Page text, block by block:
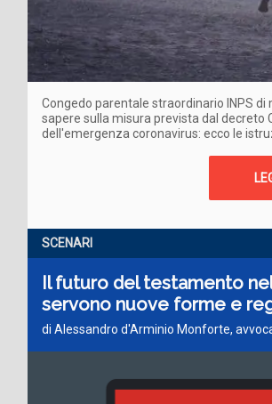
Congedo parentale straordinario INPS
sapere sulla misura prevista dal decreto
dell'emergenza coronavirus: ecco le
SCENARI
Il futuro del testamento
servono nuove forme e
di Alessandro d'Arminio Monforte,